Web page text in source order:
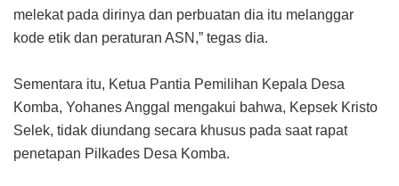
melekat pada dirinya dan perbuatan dia itu melanggar
kode etik dan peraturan ASN,” tegas dia.
Sementara itu, Ketua Pantia Pemilihan Kepala Desa
Komba, Yohanes Anggal mengakui bahwa, Kepsek Kristo
Selek, tidak diundang secara khusus pada saat rapat
penetapan Pilkades Desa Komba.